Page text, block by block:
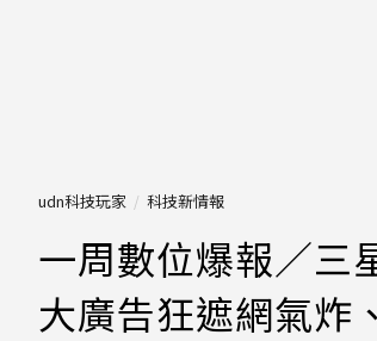
udn科技玩家 科技新情報
一周數位爆報／三
大廣告狂遮網氣炸